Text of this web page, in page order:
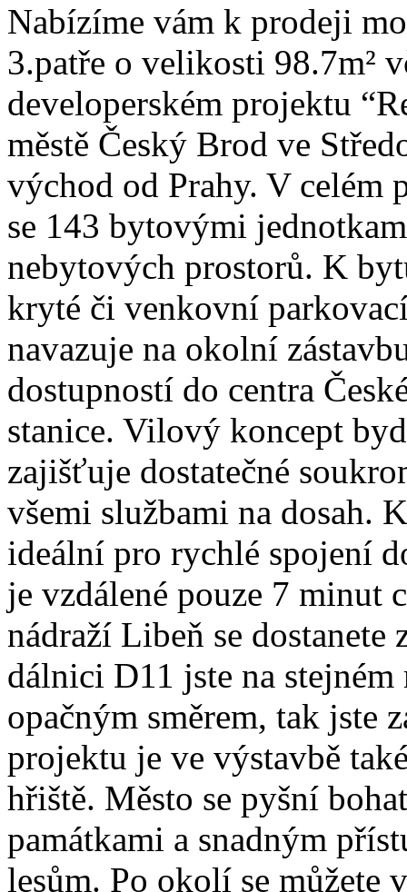
Nabízíme vám k prodeji
3.patře o velikosti 98.7m²
developerském projektu
městě Český Brod ve
východ od Prahy. V
se 143 bytovými
nebytových prostorů. K
kryté či venkovní
navazuje na okolní
dostupností do centra
stanice. Vilový koncept
zajišťuje dostatečné
všemi službami na dosah.
ideální pro rychlé spojení
je vzdálené pouze 7 minut
nádraží Libeň se
dálnici D11 jste na
opačným směrem, tak
projektu je ve výstavbě
hřiště. Město se pyšní
památkami a snadným
lesům. Po okolí se můžete